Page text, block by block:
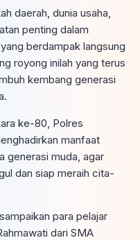
daerah, dunia usaha,
penting dalam
berdampak langsung
royong inilah yang terus
kembang generasi
ke-80, Polres
manfaat
generasi muda, agar
dan siap meraih cita-
para pelajar
dari SMA